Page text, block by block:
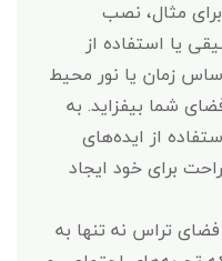
مثال، نصب
یا استفاده از
زمان یا نور محیط
شما بیفزاید. به
از ایده‌های
برای خود ایجاد
تراس نه تنها به